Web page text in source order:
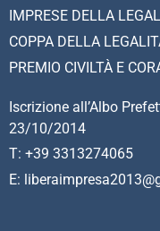
IMPRESE DELLA
COPPA DELLA
PREMIO CIVILTÀ E
Iscrizione all’Albo
23/10/2014
T: +39 3313274065
E: